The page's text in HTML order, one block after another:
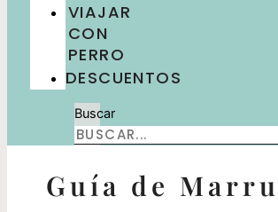
VIAJAR
CON
PERRO
DESCUENTOS
Buscar
Guía de